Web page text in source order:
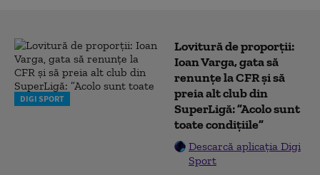
DIGI SPORT
Lovitură de proporții:
Ioan Varga, gata să
renunțe la CFR și să
preia alt club din
SuperLigă: ”Acolo sunt
toate condițiile”
Descarcă aplicația Digi
Sport